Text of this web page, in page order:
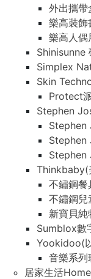
外出攜帶
樂高裝飾
樂高人偶
Shinisunne
Simplex
Skin
Protect
Stephen
Stephen
Stephen
Stephen
Thinkbaby(
不鏽鋼餐
不鏽鋼兒
新寶貝純
Sumblox數
Yookidoo(
音樂系列
居家生活Home